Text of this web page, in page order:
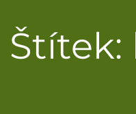
Štítek: